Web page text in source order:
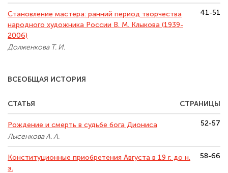
Становление мастера: ранний период творчества
народного художника России В. М. Клыкова (1939-
2006)
Долженкова Т. И.
41-51
ВСЕОБЩАЯ ИСТОРИЯ
СТАТЬЯ СТРАНИЦЫ
Рождение и смерть в судьбе бога Диониса
Лысенкова А. А.
52-57
Конституционные приобретения Августа в 19 г. до н.
э.
58-66